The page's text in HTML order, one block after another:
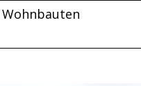
Wohnbauten